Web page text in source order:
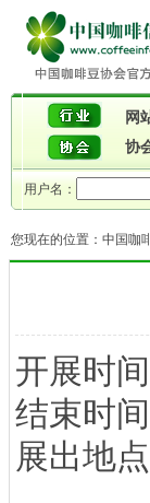
网
协
用户名：
您现在的位置： 中国咖
开展时
结束时
展出地